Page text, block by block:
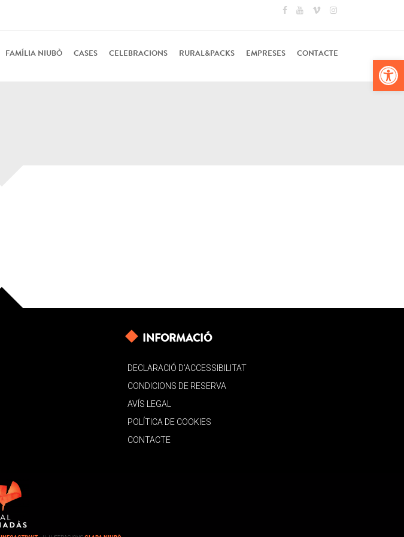
FAMÍLIA NIUBÒ CASES CELEBRACIONS RURAL&PACKS EMPRESES CONTACTE
INFORMACIÓ
DECLARACIÓ D’ACCESSIBILITAT
CONDICIONS DE RESERVA
AVÍS LEGAL
POLÍTICA DE COOKIES
CONTACTE